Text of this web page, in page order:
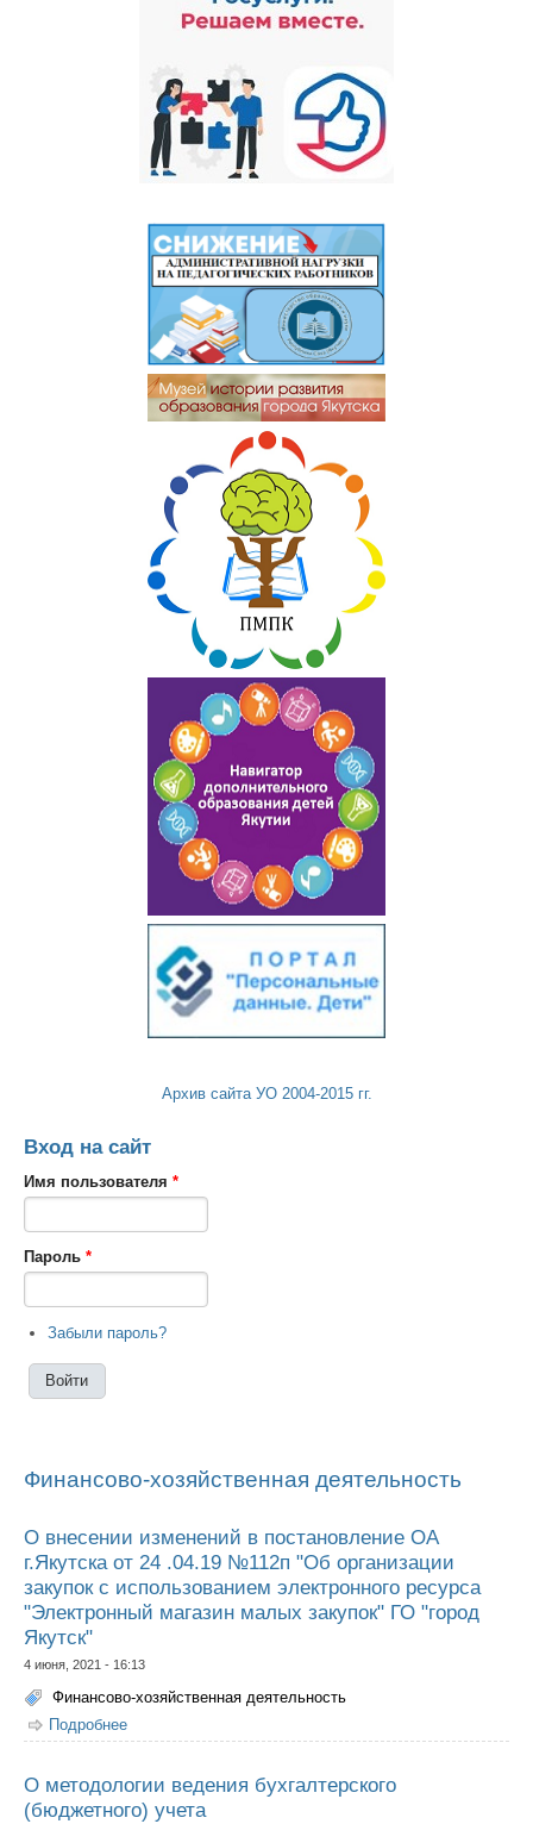
Архив сайта УО 2004-2015 гг.
Вход на сайт
Имя пользователя *
Пароль *
Забыли пароль?
Финансово-хозяйственная деятельность
О внесении изменений в постановление ОА
г.Якутска от 24 .04.19 №112п "Об организации
закупок с использованием электронного ресурса
"Электронный магазин малых закупок" ГО "город
Якутск"
4 июня, 2021 - 16:13
Финансово-хозяйственная деятельность
Подробнее
от 24 .04.19 №112п "Об организации закупок с
магазин малых закупок" ГО "город Якутск"
О методологии ведения бухгалтерского
(бюджетного) учета